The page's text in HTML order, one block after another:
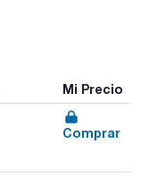
Mi Precio
Comprar